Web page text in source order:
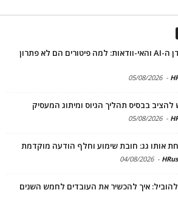
שימור עובדים בעידן ה-AI והאי-וודאות: למה פיטורים הם לא פתרון
-
05/08/2026
-
05/08/2026
אותו גג: חובת שימוע וחלף הודעה מוקדמת
-
04/08/2026
איך להכשיר את העובדים לחמש השנים